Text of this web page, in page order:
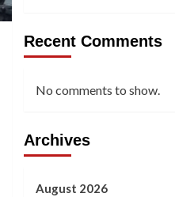
Recent Comments
No comments to show.
Archives
August 2026